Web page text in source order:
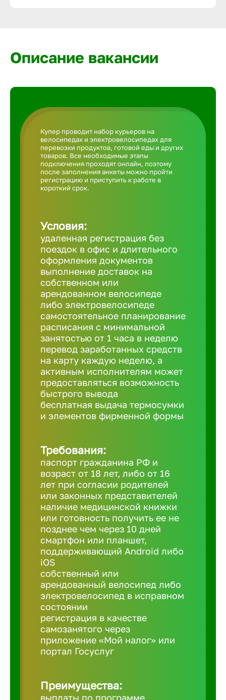
Батайск
Бирск
Описание вакансии
Купер проводит набор курьеров на
велосипедах и электровелосипедах для
перевозки продуктов, готовой еды и других
товаров. Все необходимые этапы
подключения проходят онлайн, поэтому
после заполнения анкеты можно пройти
регистрацию и приступить к работе в
короткий срок.
Условия:
удаленная регистрация без
поездок в офис и длительного
оформления документов
выполнение доставок на
собственном или
арендованном велосипеде
либо электровелосипеде
самостоятельное планирование
расписания с минимальной
занятостью от 1 часа в неделю
перевод заработанных средств
на карту каждую неделю, а
активным исполнителям может
предоставляться возможность
быстрого вывода
бесплатная выдача термосумки
и элементов фирменной формы
Требования:
паспорт гражданина РФ и
возраст от 18 лет, либо от 16
лет при согласии родителей
или законных представителей
наличие медицинской книжки
или готовность получить ее не
позднее чем через 10 дней
смартфон или планшет,
поддерживающий Android либо
iOS
собственный или
арендованный велосипед либо
электровелосипед в исправном
состоянии
регистрация в качестве
самозанятого через
приложение «Мой налог» или
портал Госуслуг
Преимущества:
выплаты по программе